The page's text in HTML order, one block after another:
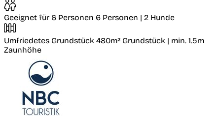
Geeignet für 6 Personen 6 Personen | 2 Hunde
Umfriedetes Grundstück 480m² Grundstück | min. 1.5m
Zaunhöhe